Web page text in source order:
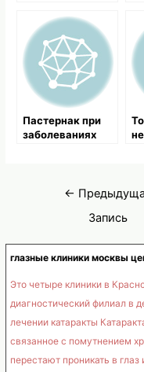
глазные клиники москвы
Это четыре клиники в
диагностический филиал в
лечении катаракты
связанное с помутнением
перестают проникать в
й болезни
Пастернак при
заболеваниях
Навигация
←
Запись